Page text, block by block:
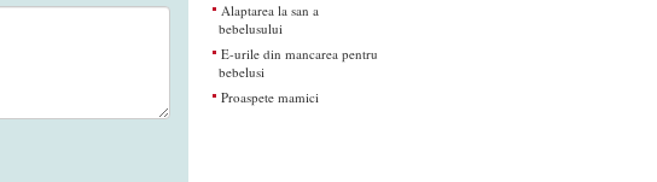
Alaptarea la san a
bebelusului
E-urile din mancarea pentru
bebelusi
Proaspete mamici